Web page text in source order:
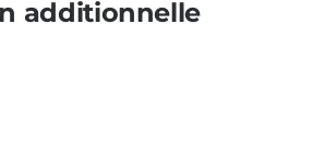
additionnelle